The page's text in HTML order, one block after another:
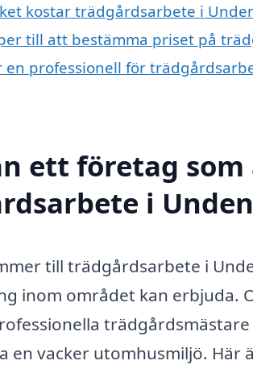
kostar trädgårdsarbete i
till att bestämma priset på
en professionell för
ett företag
i
till trädgårdsarbete i
inom området kan erbjuda.
en vacker utomhusmiljö. Här